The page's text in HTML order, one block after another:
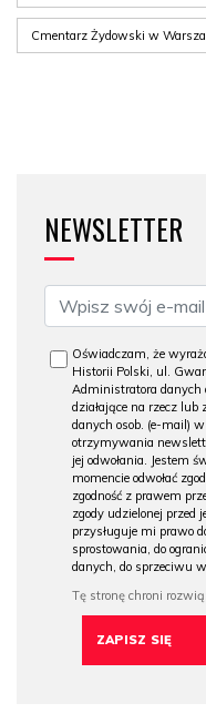
Cmentarz Żydowski w
NEWSLETTER
Oświadczam, że
Historii Polski, ul.
Administratora danych
działające na rzecz lub
danych osob. (e-mail)
otrzymywania
jej odwołania. Jestem
momencie odwołać
zgodność z prawem
zgody udzielonej przed
przysługuje mi prawo
sprostowania, do
danych, do sprzeciwu